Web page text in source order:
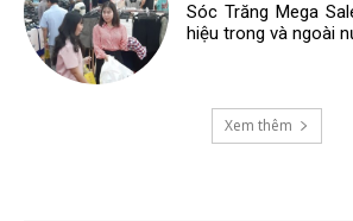
Sóc Trăng Mega
hiệu trong và ngoài
Xem thêm